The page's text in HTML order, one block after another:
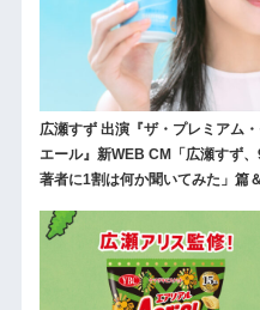
広瀬すず 出演『ザ・プレミアム
エール』新WEB CM「広瀬すず
著者に1割は何か聞いてみた」篇